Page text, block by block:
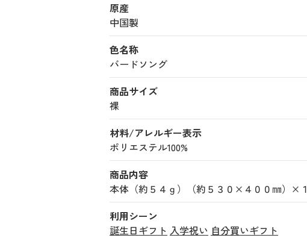
原産
中国製
色名称
バードソング
商品サイズ
裸
材料/アレルギー表示
ポリエステル100%
商品内容
本体（約５４ｇ）（約５３０×４００㎜）×１
利用シーン
誕生日ギフト 入学祝い 自分買いギフト